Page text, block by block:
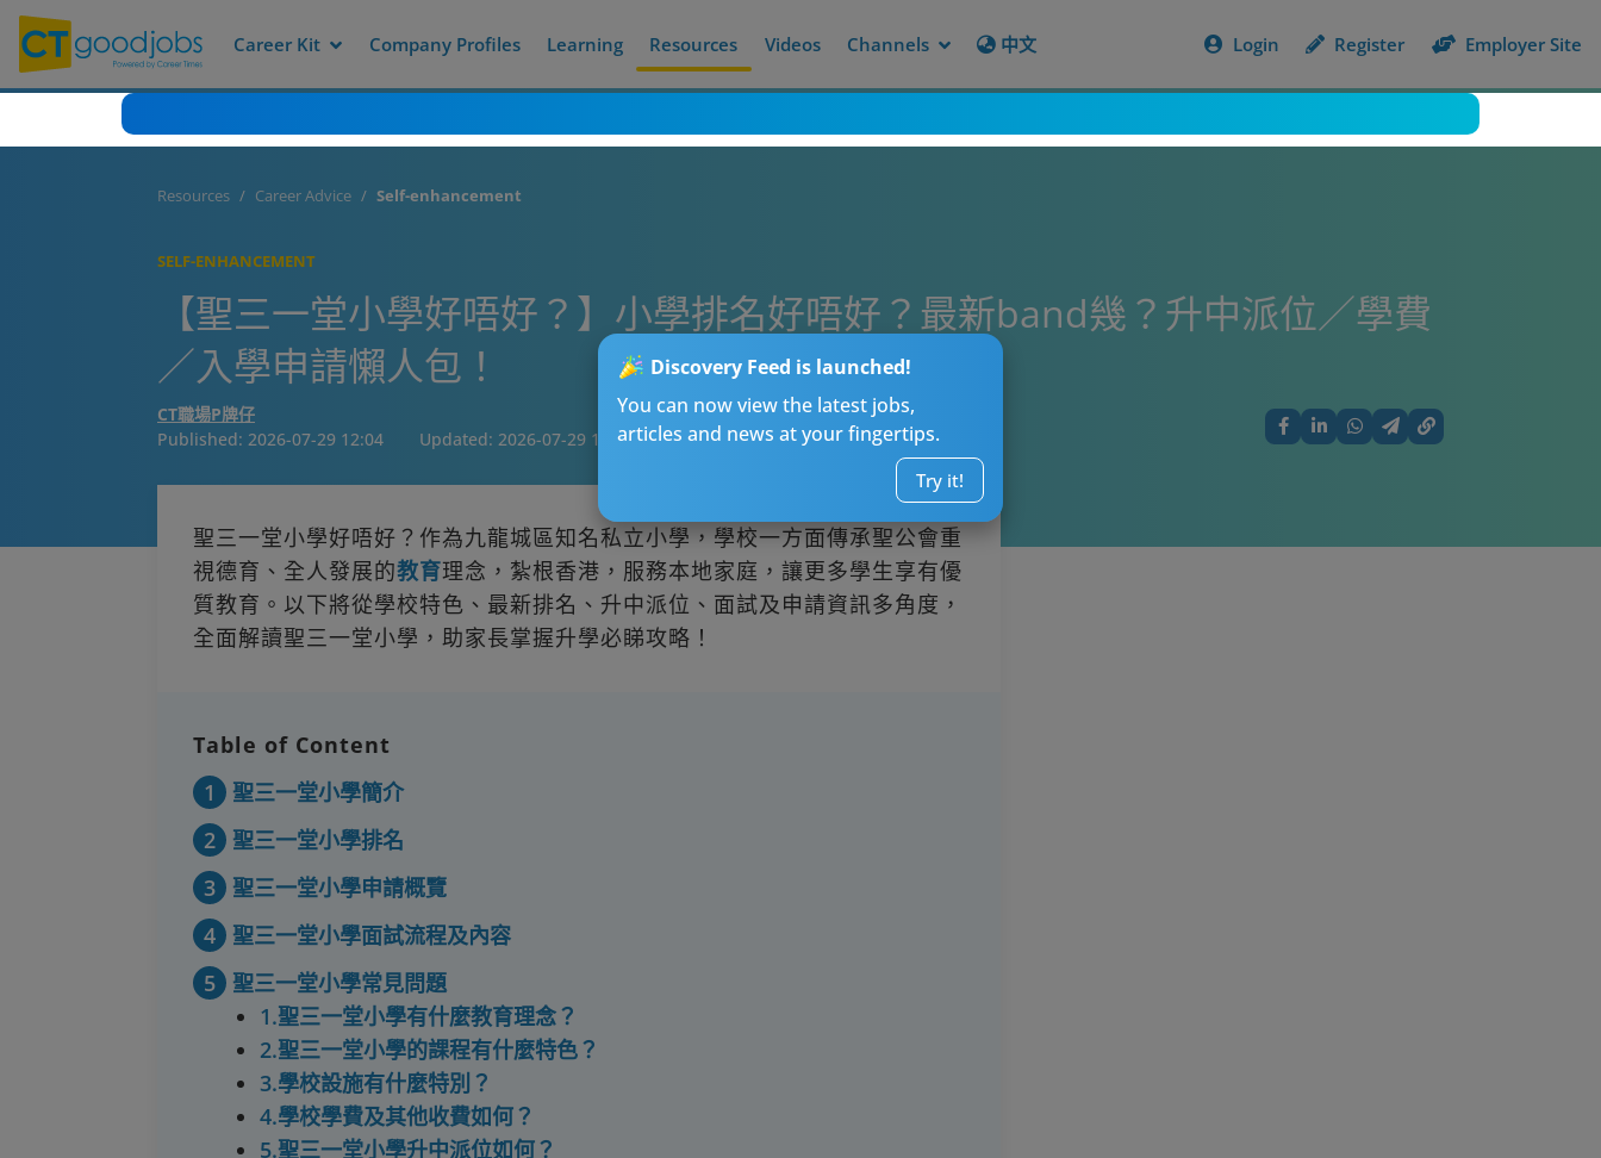
Career Kit Company Profiles Learning Resources Videos Channels 中文 Login Register Employer Site
Discovery Feed is launched!
You can now view the latest jobs,
articles and news at your fingertips.
Try it!
Resources Career Advice Self-enhancement
SELF-ENHANCEMENT
【聖三一堂小學好唔好？】小學排名好唔好？最新band幾？升中派位／學費
／入學申請懶人包！
CT職場P牌仔
Published: 2026-07-29 12:04 Updated: 2026-07-29 12:04
聖三一堂小學好唔好？作為九龍城區知名私立小學，學校一方面傳承聖公會重
視德育、全人發展的教育理念，紮根香港，服務本地家庭，讓更多學生享有優
質教育。以下將從學校特色、最新排名、升中派位、面試及申請資訊多角度，
全面解讀聖三一堂小學，助家長掌握升學必睇攻略！
Table of Content
1
聖三一堂小學簡介
2
聖三一堂小學排名
3
聖三一堂小學申請概覽
4
聖三一堂小學面試流程及內容
5
聖三一堂小學常見問題
1.聖三一堂小學有什麼教育理念？
2.聖三一堂小學的課程有什麼特色？
3.學校設施有什麼特別？
4.學校學費及其他收費如何？
5.聖三一堂小學升中派位如何？